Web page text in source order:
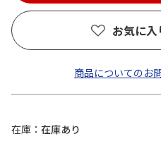
お気に
商品についてのお
在庫
在庫あり